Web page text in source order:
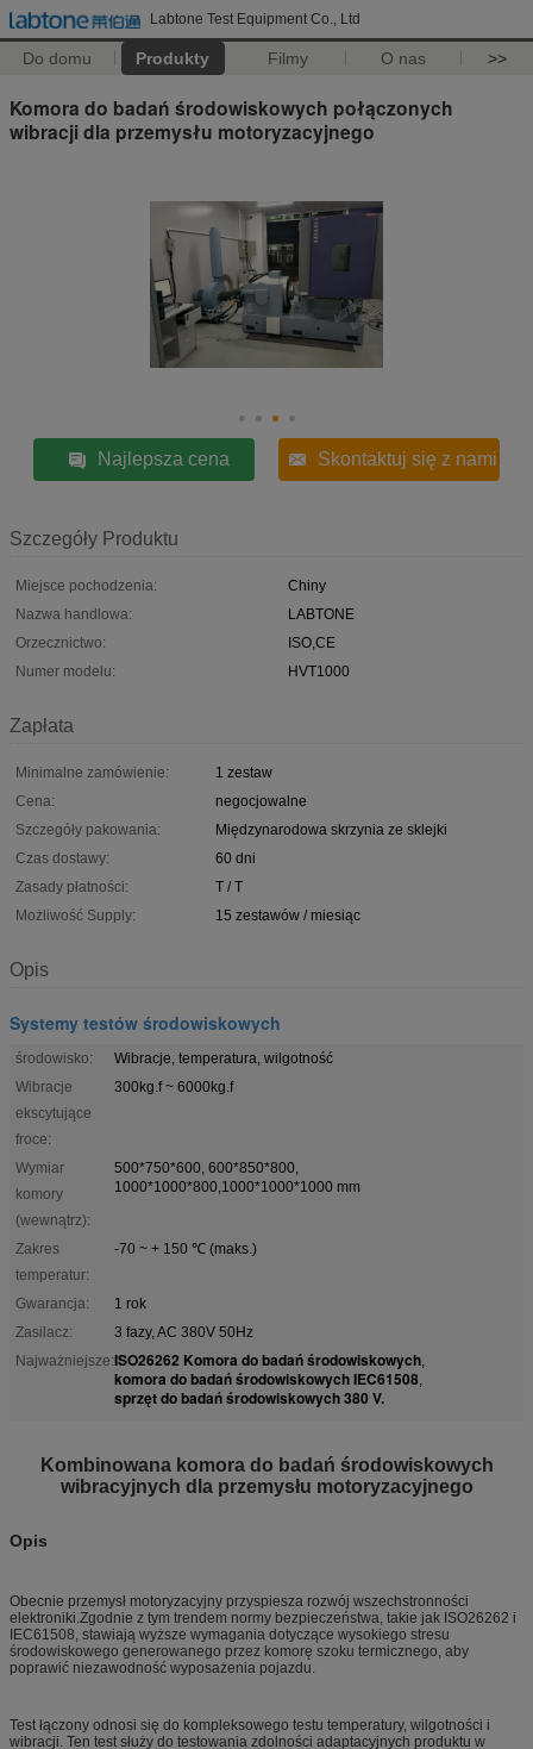
Labtone Test Equipment Co., Ltd
Do domu Produkty Filmy O nas >>
Komora do badań środowiskowych połączonych
wibracji dla przemysłu motoryzacyjnego
Najlepsza cena Skontaktuj się z nami
Szczegóły Produktu
Miejsce pochodzenia:
Chiny
Nazwa handlowa:
LABTONE
Orzecznictwo:
ISO,CE
Numer modelu:
HVT1000
Zapłata
Minimalne zamówienie:
1 zestaw
Cena:
negocjowalne
Szczegóły pakowania:
Międzynarodowa skrzynia ze sklejki
Czas dostawy:
60 dni
Zasady płatności:
T / T
Możliwość Supply:
15 zestawów / miesiąc
Opis
Systemy testów środowiskowych
środowisko:
Wibracje, temperatura, wilgotność
Wibracje
ekscytujące
froce:
300kg.f ~ 6000kg.f
Wymiar
komory
(wewnątrz):
500*750*600, 600*850*800,
1000*1000*800,1000*1000*1000 mm
Zakres
temperatur:
-70 ~ + 150 ℃ (maks.)
Gwarancja:
1 rok
Zasilacz:
3 fazy, AC 380V 50Hz
Najważniejsze:ISO26262 Komora do badań środowiskowych,
komora do badań środowiskowych IEC61508,
sprzęt do badań środowiskowych 380 V.
Kombinowana komora do badań środowiskowych
wibracyjnych dla przemysłu motoryzacyjnego
Opis
Obecnie przemysł motoryzacyjny przyspiesza rozwój wszechstronności
elektroniki.Zgodnie z tym trendem normy bezpieczeństwa, takie jak ISO26262 i
IEC61508, stawiają wyższe wymagania dotyczące wysokiego stresu
środowiskowego generowanego przez komorę szoku termicznego, aby
poprawić niezawodność wyposażenia pojazdu.
Test łączony odnosi się do kompleksowego testu temperatury, wilgotności i
wibracji. Ten test służy do testowania zdolności adaptacyjnych produktu w